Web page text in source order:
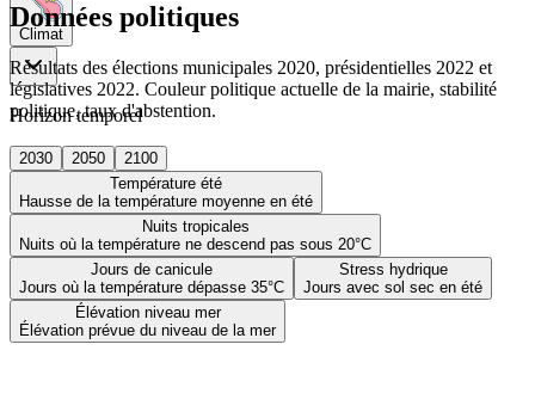
Climat
Horizon temporel
2030 2050
2100
Température été
Hausse de la température moyenne en été
Nuits tropicales
Nuits où la température ne descend pas sous 20°C
Jours de canicule
Jours où la température dépasse 35°C
Stress hydrique
Jours avec sol sec en été
Élévation niveau mer
Élévation prévue du niveau de la mer
Données politiques
Résultats des élections municipales 2020, présidentielles 2022 et
législatives 2022. Couleur politique actuelle de la mairie, stabilité
politique, taux d'abstention.